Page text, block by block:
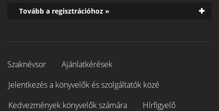
Tovább a regisztrációhoz »
Szaknévsor
Ajánlatkérések
Jelentkezés a könyvelők és szolgáltatók közé
Kedvezmények könyvelők számára
Hírfigyelő